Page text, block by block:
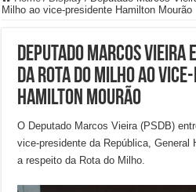
Milho ao vice-presidente Hamilton Mourão
Deputado Marcos Vieira
da Rota do Milho ao
Hamilton Mourão
O Deputado Marcos Vieira (PSDB)
vice-presidente da República, General
a respeito da Rota do Milho.